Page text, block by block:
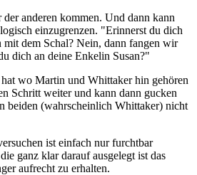
der anderen kommen. Und dann kann
einzugrenzen. "Erinnerst du dich
mit dem Schal? Nein, dann fangen wir
dich an deine Enkelin Susan?"
wo Martin und Whittaker hin gehören
Schritt weiter und kann dann gucken
beiden (wahrscheinlich Whittaker) nicht
ist einfach nur furchtbar
ganz klar darauf ausgelegt ist das
aufrecht zu erhalten.